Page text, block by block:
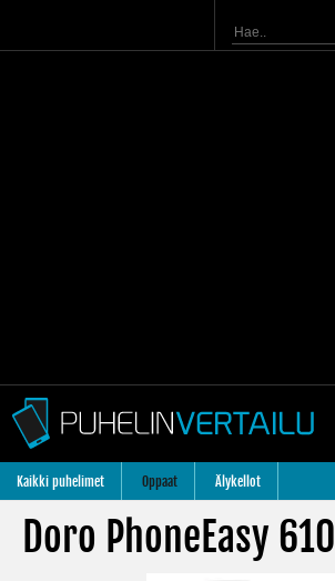
Kaikki puhelimet Oppaat Älykellot
Doro PhoneEasy 610